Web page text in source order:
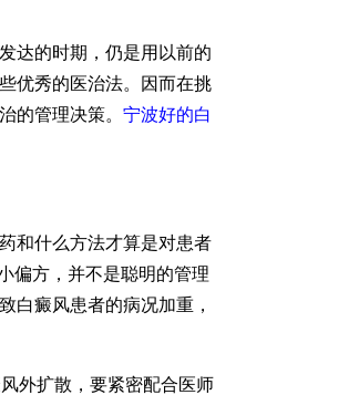
达的时期，仍是用以前的
优秀的医治法。因而在挑
的管理决策。 宁波好的白
和什么方法才算是对患者
偏方，并不是聪明的管理
白癜风患者的病况加重，
外扩散，要紧密配合医师